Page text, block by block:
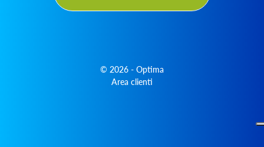
© 2026 - Optima
Area clienti